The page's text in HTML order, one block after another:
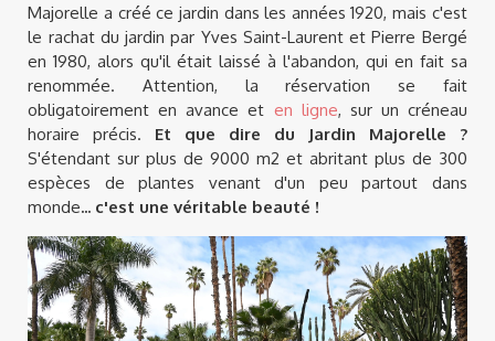
Majorelle a créé ce jardin dans les années 1920, mais c'est
le rachat du jardin par Yves Saint-Laurent et Pierre Bergé
en 1980, alors qu'il était laissé à l'abandon, qui en fait sa
renommée. Attention, la réservation se fait
obligatoirement en avance et en ligne, sur un créneau
horaire précis. Et que dire du Jardin Majorelle ?
S'étendant sur plus de 9000 m2 et abritant plus de 300
espèces de plantes venant d'un peu partout dans
monde... c'est une véritable beauté !